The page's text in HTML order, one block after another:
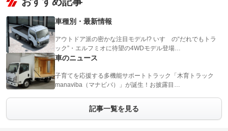
車種別・最新情報
アウトドア派の密かな注目モデル!? いすゞの“だれでもトラ
ック”・エルフミオに待望の4WDモデル登場…
車のニュース
子育てを応援する多機能サポートトラック「木育トラック
manaviba（マナビバ）」が誕生！お披露目…
記事一覧を見る